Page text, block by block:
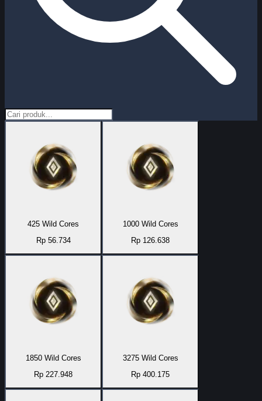
425 Wild Cores
Rp 56.734
1000 Wild Cores
Rp 126.638
1850 Wild Cores
Rp 227.948
3275 Wild Cores
Rp 400.175